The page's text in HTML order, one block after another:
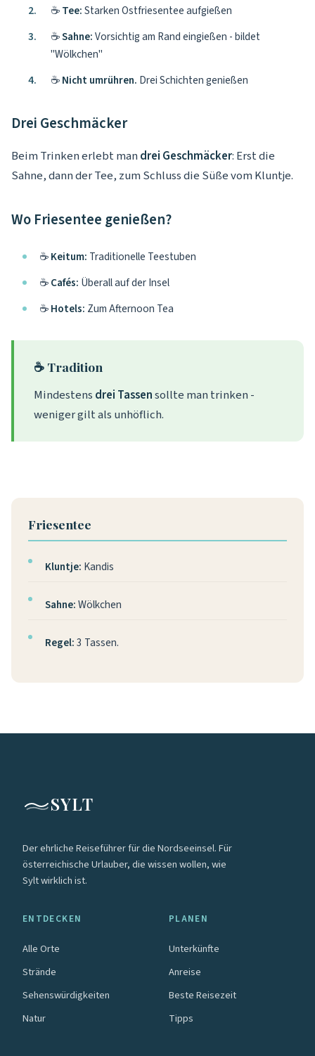
☕Tee:Starken Ostfriesentee aufgießen
☕Sahne:Vorsichtig am Rand eingießen - bildet
"Wölkchen"
☕Nicht umrühren. Drei Schichten genießen
Drei Geschmäcker
Beim Trinken erlebt mandrei Geschmäcker: Erst die
Sahne, dann der Tee, zum Schluss die Süße vom Kluntje.
Wo Friesentee genießen?
☕Keitum: Traditionelle Teestuben
☕Cafés: Überall auf der Insel
☕Hotels: Zum Afternoon Tea
☕ Tradition
Mindestens drei Tassensollte man trinken -
weniger gilt als unhöflich.
Friesentee
Kluntje: Kandis
Sahne:Wölkchen
Regel:3 Tassen.
SYLT
Der ehrliche Reiseführer für die Nordseeinsel. Für
österreichische Urlauber, die wissen wollen, wie
Sylt wirklich ist.
ENTDECKEN
Alle Orte
Strände
Sehenswürdigkeiten
Natur
PLANEN
Unterkünfte
Anreise
Beste Reisezeit
Tipps